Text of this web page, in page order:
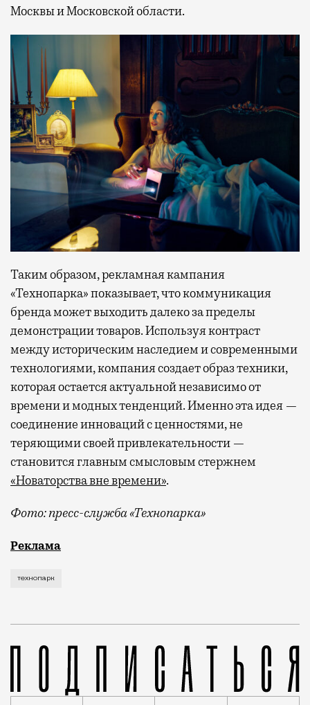
Москвы и Московской области.
Таким образом, рекламная кампания
«Технопарка» показывает, что коммуникация
бренда может выходить далеко за пределы
демонстрации товаров. Используя контраст
между историческим наследием и современными
технологиями, компания создает образ техники,
которая остается актуальной независимо от
времени и модных тенденций. Именно эта идея —
соединение инноваций с ценностями, не
теряющими своей привлекательности —
становится главным смысловым стержнем
«Новаторства вне времени».
Фото: пресс-служба «Технопарка»
Рекламные кампании техники редко выходят за
Реклама
технопарк